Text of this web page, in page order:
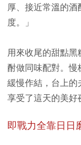
厚、接近常溫的
度。」
用來收尾的甜點
酎做同味配對。
緩慢作結，台上
享受了這天的美好
即戰力全靠日日